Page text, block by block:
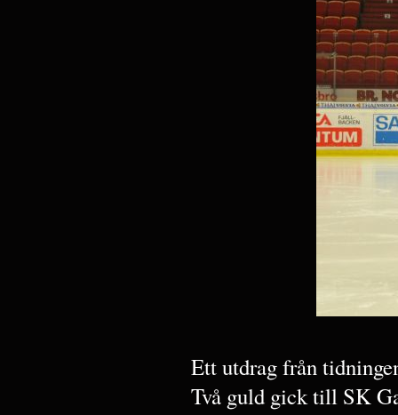
Ett utdrag från
Två guld gick till SK